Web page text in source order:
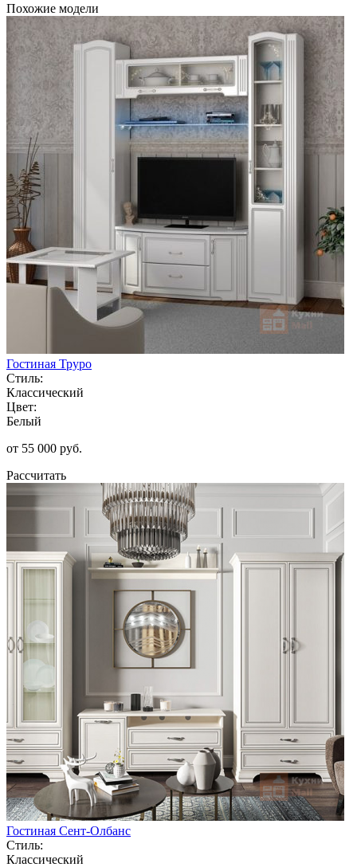
Похожие модели
Гостиная Труро
Стиль:
Классический
Цвет:
Белый
от 55 000 руб.
Рассчитать
Гостиная Сент-Олбанс
Стиль:
Классический